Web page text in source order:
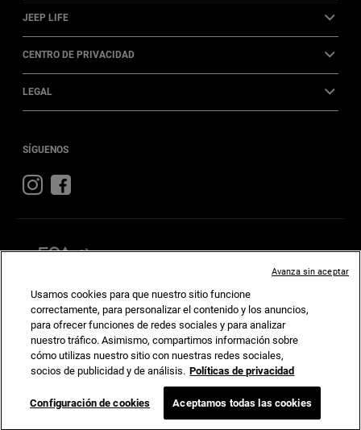
JEEP LIFE
CENTRO DE PRIVACIDAD
LEGAL
SÍGUENOS
Visit
on
Instagram
Visit
on
Facebook
RAM
SEVEL URUGUAY S.A.se reserva el derecho de hacer cambios en cualquier momento sin
previo aviso u obligación a la información contenida en este sitio de Internet, precios,
programas de incentivos, especificaciones técnicas, equipamiento, ilustraciones y de
modificar o suspender modelos. Las imágenes y videos pueden no corresponder con el
producto final. Algunas características del vehículo de la imagen no aplican a los modelos
Usamos cookies para que nuestro sitio funcione
correctamente, para personalizar el contenido y los anuncios,
para ofrecer funciones de redes sociales y para analizar
nuestro tráfico. Asimismo, compartimos información sobre
cómo utilizas nuestro sitio con nuestras redes sociales,
socios de publicidad y de análisis. Políticas de privacidad
Configuración de cookies Aceptamos todas las cookies
Avanza sin aceptar